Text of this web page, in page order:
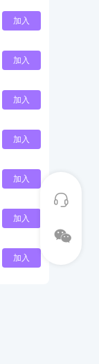
加入
加入
加入
加入
加入
加入
加入